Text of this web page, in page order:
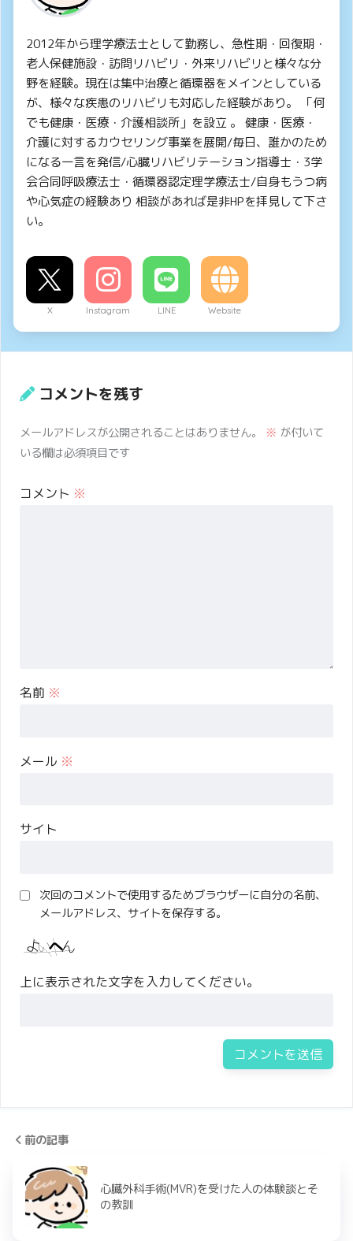
2012年から理学療法士として勤務し、急性期・回復期・
老人保健施設・訪問リハビリ・外来リハビリと様々な分
野を経験。現在は集中治療と循環器をメインとしている
が、様々な疾患のリハビリも対応した経験があり。 「何
でも健康・医療・介護相談所」を設立 。 健康・医療・
介護に対するカウセリング事業を展開/毎日、誰かのため
になる一言を発信/心臓リハビリテーション指導士・3学
会合同呼吸療法士・循環器認定理学療法士/自身もうつ病
や心気症の経験あり 相談があれば是非HPを拝見して下さ
い。
X Instagram LINE Website
コメントを残す
メールアドレスが公開されることはありません。 ※ が付いて
いる欄は必須項目です
コメント ※
名前 ※
メール ※
サイト
次回のコメントで使用するためブラウザーに自分の名前、
メールアドレス、サイトを保存する。
上に表示された文字を入力してください。
前の記事
心臓外科手術(MVR)を受けた人の体験談とそ
の教訓